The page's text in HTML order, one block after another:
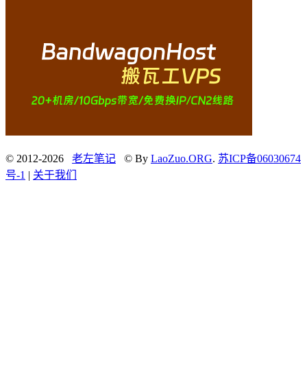
© 2012-2026 老左笔记 © By LaoZuo.ORG. 苏ICP备06030674
号-1 | 关于我们